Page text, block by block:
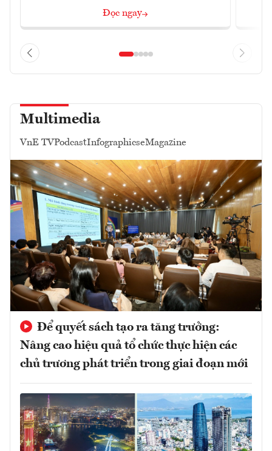
Đọc ngay
Multimedia
VnE TVPodcastInfographicseMagazine
Để quyết sách tạo ra tăng trưởng:
Nâng cao hiệu quả tổ chức thực hiện các
chủ trương phát triển trong giai đoạn mới